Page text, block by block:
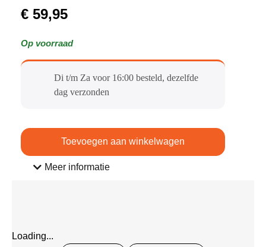
€ 59,95
Op voorraad
Di t/m Za voor 16:00 besteld, dezelfde
dag verzonden​
Toevoegen aan winkelwagen
Meer informatie
Loading...